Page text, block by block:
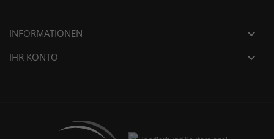
01067 Dresden
Öffnungszeiten